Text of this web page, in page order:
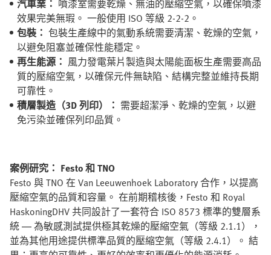
汽車業： 噴漆室需要乾燥、無油的壓縮空氣，以確保噴漆
效果完美無瑕。 一般使用 ISO 等級 2-2-2。
包裝： 包裝生產線中的氣動系統需要清潔、乾燥的空氣，
以避免阻塞並確保性能穩定。
再生能源： 風力發電葉片製造與太陽能面板生產需要高品
質的壓縮空氣，以確保元件無缺陷、結構完整並維持長期
可靠性。
積層製造（3D 列印）： 需要超潔淨、乾燥的空氣，以避
免污染並確保列印品質。
案例研究： Festo 和 TNO
Festo 與 TNO 在 Van Leeuwenhoek Laboratory 合作，以提高
壓縮空氣的品質和容量。 在前期稽核後，Festo 和 Royal
HaskoningDHV 共同設計了一套符合 ISO 8573 標準的雙層系
統 — 為敏感測試提供極其乾燥的壓縮空氣（等級 2.1.1），
並為其他用途提供標準品質的壓縮空氣（等級 2.4.1）。 結